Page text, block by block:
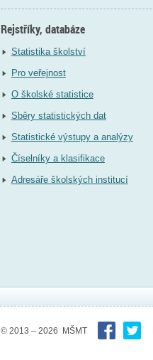
Rejstříky, databáze
Statistika školství
Pro veřejnost
O školské statistice
Sběry statistických dat
Statistické výstupy a analýzy
Číselníky a klasifikace
Adresáře školských institucí
© 2013 – 2026 MŠMT